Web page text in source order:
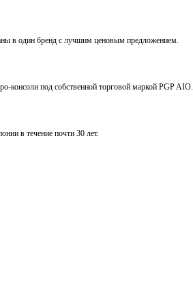
в один бренд с лучшим ценовым предложением.
консоли под собственной торговой маркой PGP AIO.
в течение почти 30 лет.